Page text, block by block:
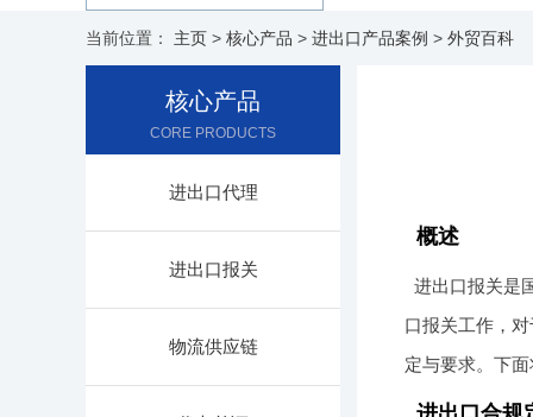
当前位置： 主页 > 核心产品 > 进出口产品案例 > 外贸百科
核心产品
CORE PRODUCTS
进出口代理
进出口报关
物流供应链
概述
进出口报关是
口报关工作，
定与要求。下